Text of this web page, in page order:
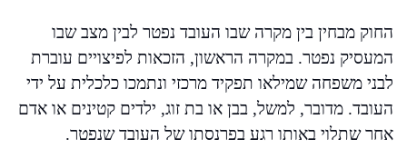
החוק מבחין בין מקרה שבו העובד נפטר לבין מצב שבו
המעסיק נפטר. במקרה הראשון, הזכאות לפיצויים עוברת
לבני משפחה שמילאו תפקיד מרכזי ונתמכו כלכלית על ידי
העובד. מדובר, למשל, בבן או בת זוג, ילדים קטינים או אדם
אחר שתלוי באותו רגע בפרנסתו של העובד שנפטר.